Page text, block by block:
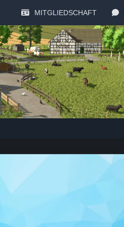
MITGLIEDSCHAFT